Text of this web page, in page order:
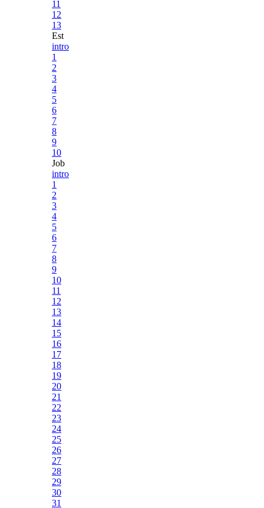
11
12
13
Est
intro
1
2
3
4
5
6
7
8
9
10
Job
intro
1
2
3
4
5
6
7
8
9
10
11
12
13
14
15
16
17
18
19
20
21
22
23
24
25
26
27
28
29
30
31